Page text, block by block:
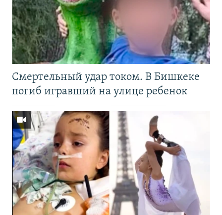
Смертельный удар током. В Бишкеке
погиб игравший на улице ребенок